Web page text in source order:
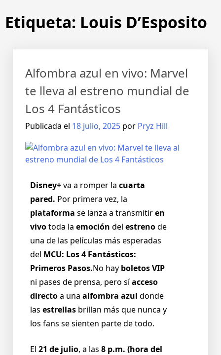
Etiqueta: Louis D’Esposito
Alfombra azul en vivo: Marvel
te lleva al estreno mundial de
Los 4 Fantásticos
Publicada el 18 julio, 2025 por Pryz Hill
Disney+va a romper la cuarta
pared. Por primera vez, la
plataforma se lanza a transmitiren
vivotoda la emoción del estrenode
una de las películas más esperadas
del MCU: Los 4 Fantásticos:
Primeros Pasos.No hay boletos VIP
ni pases de prensa, pero síacceso
directoa una alfombra azul donde
las estrellas brillan más que nunca y
los fans se sienten parte de todo.
El 21 de julio, a las 8 p.m. (hora del